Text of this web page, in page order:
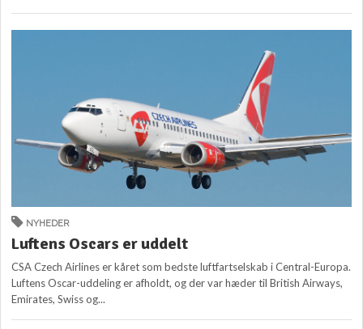
NYHEDER
Luftens Oscars er uddelt
CSA Czech Airlines er kåret som bedste luftfartselskab i Central-Europa.
Luftens Oscar-uddeling er afholdt, og der var hæder til British Airways,
Emirates, Swiss og...